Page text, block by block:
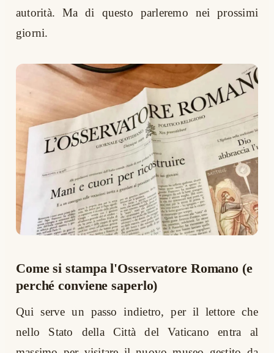
autorità. Ma di questo parleremo nei prossimi
giorni.
Come si stampa l'Osservatore Romano (e
perché conviene saperlo)
Qui serve un passo indietro, per il lettore che
nello Stato della Città del Vaticano entra al